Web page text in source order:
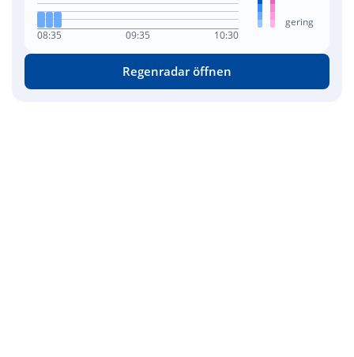
08:35 09:35 10:30
gering
Regenradar öffnen